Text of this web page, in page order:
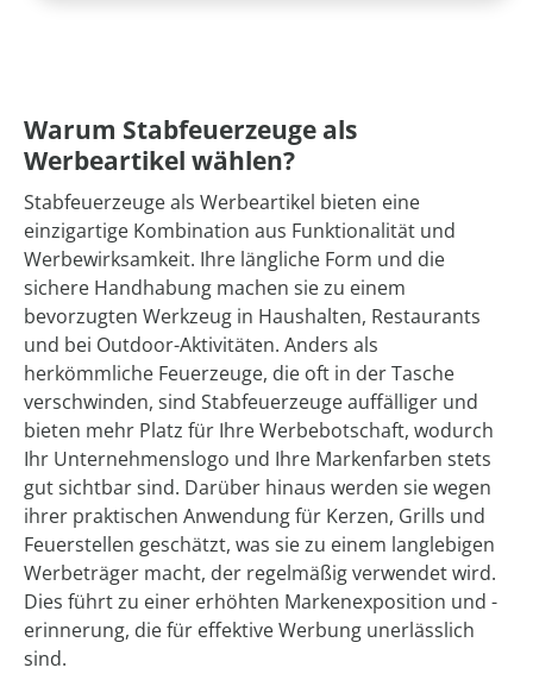
Warum Stabfeuerzeuge als
Werbeartikel wählen?
Stabfeuerzeuge als Werbeartikel bieten eine
einzigartige Kombination aus Funktionalität und
Werbewirksamkeit. Ihre längliche Form und die
sichere Handhabung machen sie zu einem
bevorzugten Werkzeug in Haushalten, Restaurants
und bei Outdoor-Aktivitäten. Anders als
herkömmliche Feuerzeuge, die oft in der Tasche
verschwinden, sind Stabfeuerzeuge auffälliger und
bieten mehr Platz für Ihre Werbebotschaft, wodurch
Ihr Unternehmenslogo und Ihre Markenfarben stets
gut sichtbar sind. Darüber hinaus werden sie wegen
ihrer praktischen Anwendung für Kerzen, Grills und
Feuerstellen geschätzt, was sie zu einem langlebigen
Werbeträger macht, der regelmäßig verwendet wird.
Dies führt zu einer erhöhten Markenexposition und -
erinnerung, die für effektive Werbung unerlässlich
sind.